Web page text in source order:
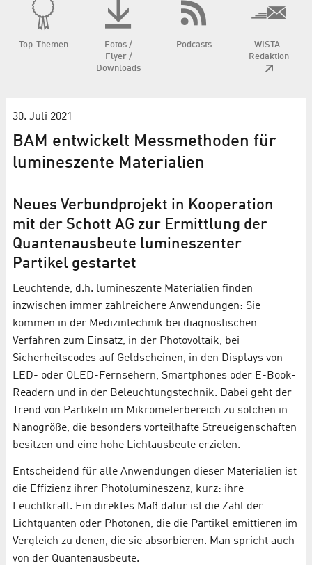
Top-Themen
Fotos /
Flyer /
Downloads
Podcasts
WISTA-
Redaktion
30. Juli 2021
BAM entwickelt Messmethoden für
lumineszente Materialien
Neues Verbundprojekt in Kooperation
mit der Schott AG zur Ermittlung der
Quantenausbeute lumineszenter
Partikel gestartet
Leuchtende, d.h. lumineszente Materialien finden
inzwischen immer zahlreichere Anwendungen: Sie
kommen in der Medizintechnik bei diagnostischen
Verfahren zum Einsatz, in der Photovoltaik, bei
Sicherheitscodes auf Geldscheinen, in den Displays von
LED- oder OLED-Fernsehern, Smartphones oder E-Book-
Readern und in der Beleuchtungstechnik. Dabei geht der
Trend von Partikeln im Mikrometerbereich zu solchen in
Nanogröße, die besonders vorteilhafte Streueigenschaften
besitzen und eine hohe Lichtausbeute erzielen.
Entscheidend für alle Anwendungen dieser Materialien ist
die Effizienz ihrer Photolumineszenz, kurz: ihre
Leuchtkraft. Ein direktes Maß dafür ist die Zahl der
Lichtquanten oder Photonen, die die Partikel emittieren im
Vergleich zu denen, die sie absorbieren. Man spricht auch
von der Quantenausbeute.